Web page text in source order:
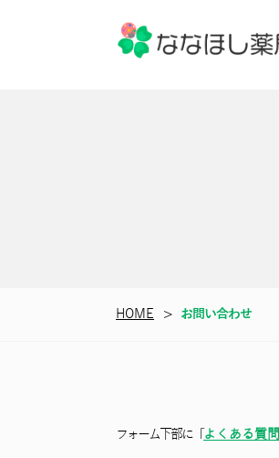
HOME > お問い合わせ
フォーム下部に「 よくある質問